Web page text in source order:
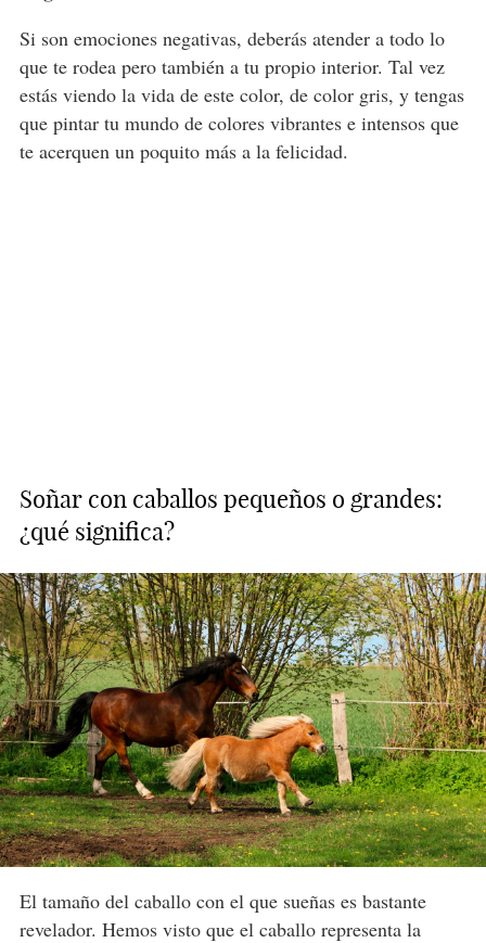
Si son emociones negativas, deberás atender a todo lo
que te rodea pero también a tu propio interior. Tal vez
estás viendo la vida de este color, de color gris, y tengas
que pintar tu mundo de colores vibrantes e intensos que
te acerquen un poquito más a la felicidad.
Soñar con caballos pequeños o grandes:
¿qué significa?
El tamaño del caballo con el que sueñas es bastante
revelador. Hemos visto que el caballo representa la